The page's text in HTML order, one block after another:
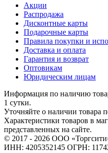
Акции
Распродажа
Дисконтные карты
Подарочные карты
Правила покупки и
Доставка и оплата
Гарантия и возврат
Оптовикам
Юридическим лицам
Информация по наличию
1 сутки.
Уточняйте о наличии товара
Характеристики товаров в
представленных на сайте.
© 2017 - 2026 ООО
ИНН: 4205352145 ОГРН: